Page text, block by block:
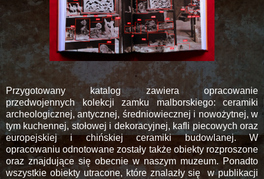
Przygotowany katalog zawiera opracowanie
przedwojennych kolekcji zamku malborskiego: ceramiki
archeologicznej, antycznej, średniowiecznej i nowożytnej, w
tym kuchennej, stołowej i dekoracyjnej, kafli piecowych oraz
europejskiej i chińskiej ceramiki budowlanej. W
opracowaniu odnotowane zostały także obiekty rozproszone
oraz znajdujące się obecnie w naszym muzeum. Ponadto
wszystkie obiekty utracone, które znalazły się w publikacji